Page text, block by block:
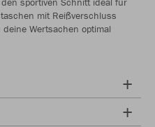
mit Reißverschluss
Wertsachen optimal